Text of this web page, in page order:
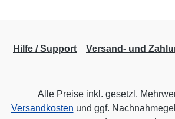
Hilfe / Support Versand- und
Alle Preise inkl. gesetzl.
Versandkosten und ggf.